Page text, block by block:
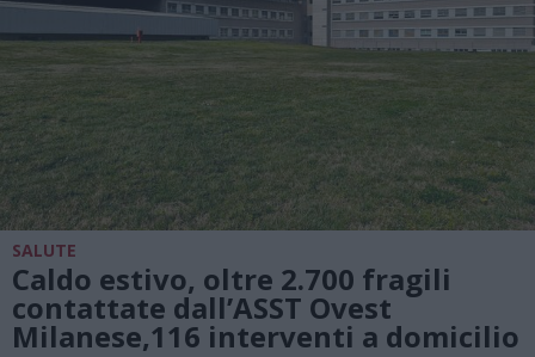
SALUTE
Caldo estivo, oltre 2.700 fragili
contattate dall’ASST Ovest
Milanese,116 interventi a domicilio